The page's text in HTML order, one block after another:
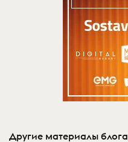
Другие материалы блога